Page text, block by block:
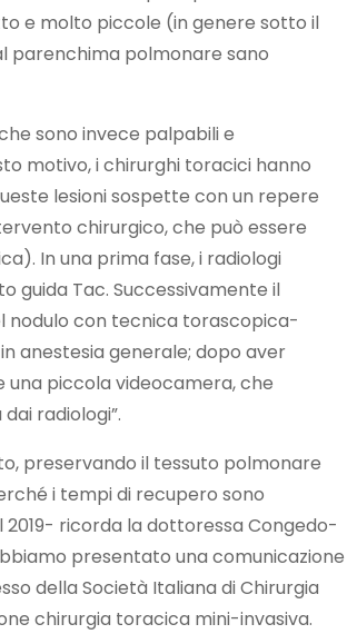
e molto piccole (in genere sotto il
parenchima polmonare sano
sono invece palpabili e
motivo, i chirurghi toracici hanno
lesioni sospette con un repere
chirurgico, che può essere
In una prima fase, i radiologi
guida Tac. Successivamente il
nodulo con tecnica torascopica-
anestesia generale; dopo aver
una piccola videocamera, che
radiologi”.
preservando il tessuto polmonare
i tempi di recupero sono
ricorda la dottoressa Congedo-
presentato una comunicazione
della Società Italiana di Chirurgia
chirurgia toracica mini-invasiva.